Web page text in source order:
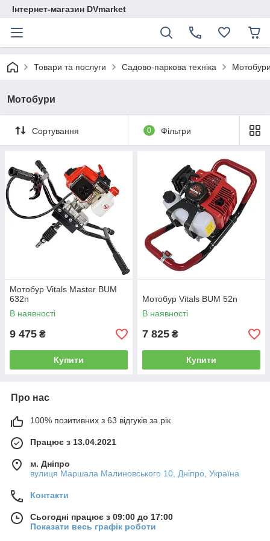
Інтернет-магазин DVmarket
Товари та послуги Садово-паркова техніка
Мотобури
Сортування 0 Фільтри
Мотобур Vitals Master BUM
632n
В наявності
9 475 ₴
Купити
Мотобур Vitals BUM 52n
В наявності
7 825 ₴
Купити
Про нас
100% позитивних з 63 відгуків за рік
Працює з 13.04.2021
м. Дніпро
вулиця Маршала Малиновського 10, Дніпро, Україна
Контакти
Сьогодні працює з 09:00 до 17:00
Показати весь графік роботи